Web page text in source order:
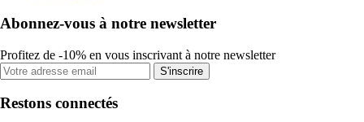
Abonnez-vous à notre newsletter
Profitez de -10% en vous inscrivant à notre newsletter
S'inscrire
Restons connectés